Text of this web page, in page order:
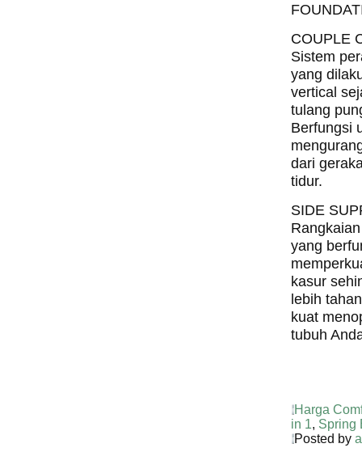
Harga
in 1, Spring
COUPLE
Sistem
yang
vertical
tulang
Berfungsi
dari
tidur.
SIDE
yang
kasur
lebih
kuat
tubuh
Posted by